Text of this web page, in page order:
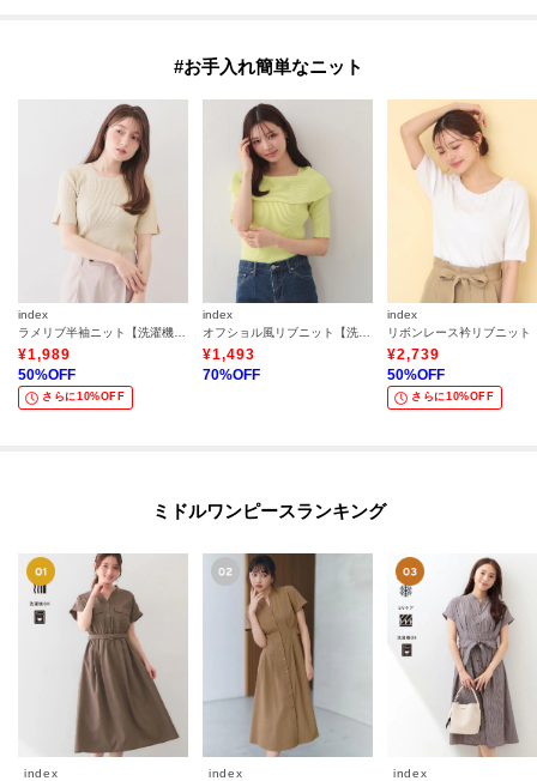
#お手入れ簡単なニット
index
ラメリブ半袖ニット【洗濯機OK】
¥1,989
50%OFF
さらに10%OFF
index
オフショル風リブニット【洗濯機OK】
¥1,493
70%OFF
index
¥2,739
50%OFF
さらに10%OFF
ミドルワンピースランキング
index
index
index